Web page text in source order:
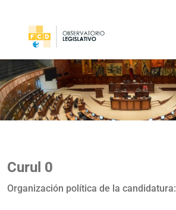
Curul 0
Organización política de la candidatura: